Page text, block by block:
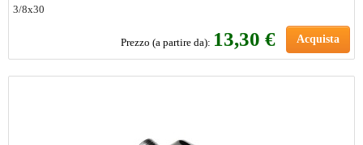
3/8x30
Prezzo (a partire da): 13,30 € Acquista